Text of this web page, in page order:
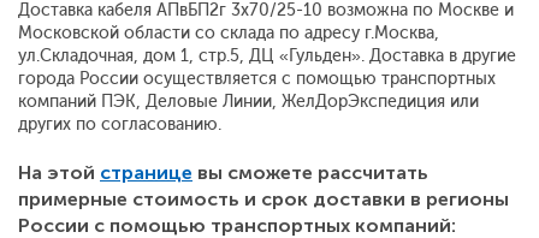
Доставка кабеля АПвБП2г 3x70/25-10 возможна по Москве и
Московской области со склада по адресу г.Москва,
ул.Складочная, дом 1, стр.5, ДЦ «Гульден». Доставка в другие
города России осуществляется с помощью транспортных
компаний ПЭК, Деловые Линии, ЖелДорЭкспедиция или
других по согласованию.
На этой странице вы сможете рассчитать
примерные стоимость и срок доставки в регионы
России с помощью транспортных компаний: